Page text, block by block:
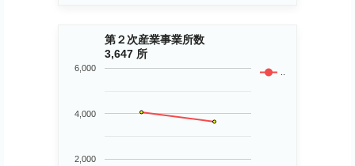
第２次産業事業所数
3,647 所
..
2,000
4,000
6,000